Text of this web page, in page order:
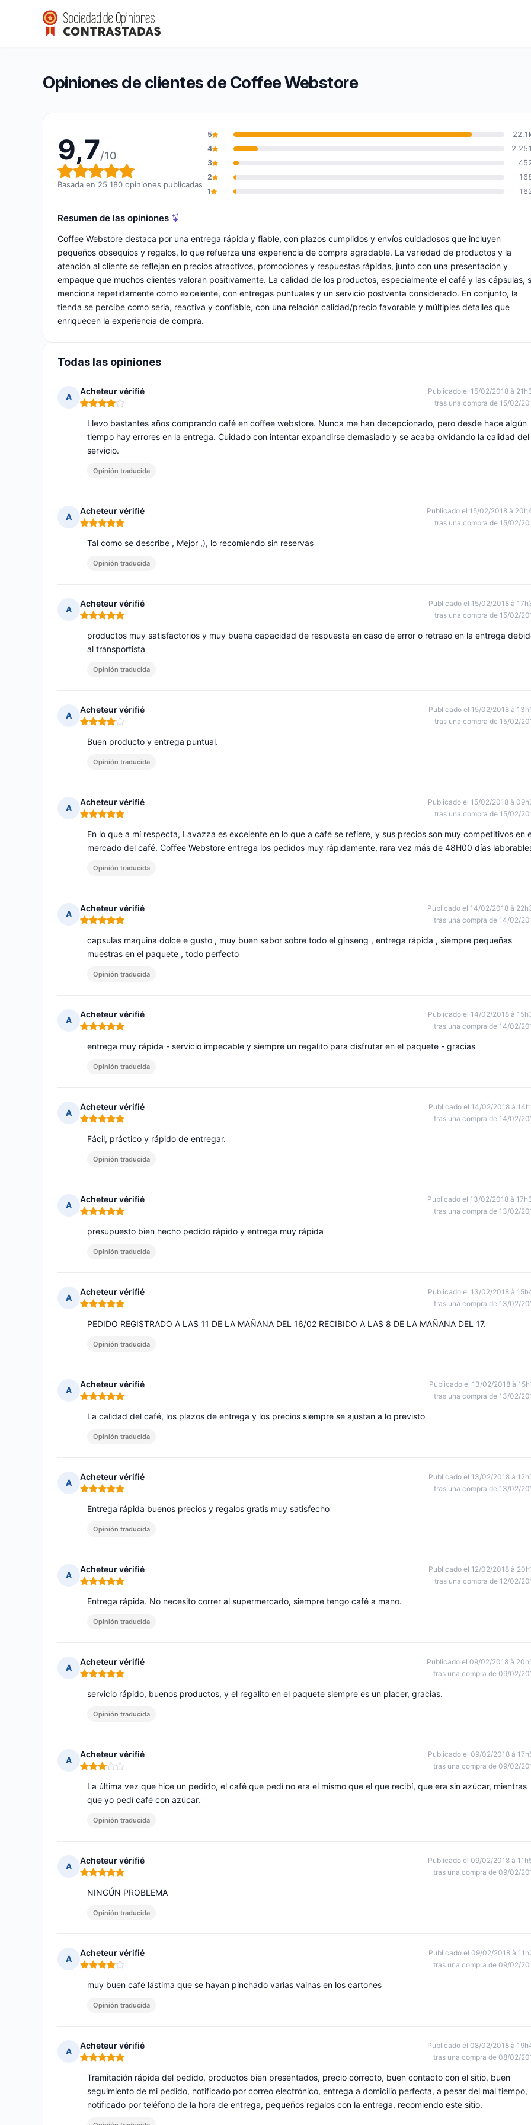
Coffee Webstore
Calificación global: 9,7 de 10
9,7/10(25 180 opiniones)
Opiniones de clientes de Coffee Webstore
9,7/10
Calificación global: 9,7 de 10
Basada en 25 180 opiniones publicadas
5
4
2 251
3
2
1
Resumen de las opiniones
Coffee Webstore destaca por una entrega rápida y fiable, con plazos cumplidos y envíos cuidadosos que incluyen
pequeños obsequios y regalos, lo que refuerza una experiencia de compra agradable. La variedad de productos y la
atención al cliente se reflejan en precios atractivos, promociones y respuestas rápidas, junto con una presentación y
empaque que muchos clientes valoran positivamente. La calidad de los productos, especialmente el café y las cápsulas,
menciona repetidamente como excelente, con entregas puntuales y un servicio postventa considerado. En conjunto, la
tienda se percibe como seria, reactiva y confiable, con una relación calidad/precio favorable y múltiples detalles que
enriquecen la experiencia de compra.
Todas las opiniones
A
Acheteur vérifié
Nota: 4 de 5
Publicado el 15/02/2018 à
tras una compra de 15/02/
Llevo bastantes años comprando café en coffee webstore. Nunca me han decepcionado, pero desde hace algún
tiempo hay errores en la entrega. Cuidado con intentar expandirse demasiado y se acaba olvidando la calidad del
servicio.
Opinión traducida
A
Acheteur vérifié
Nota: 5 de 5
Publicado el 15/02/2018 à
tras una compra de 15/02/
Tal como se describe , Mejor ,), lo recomiendo sin reservas
Opinión traducida
A
Acheteur vérifié
Nota: 5 de 5
Publicado el 15/02/2018 à
tras una compra de 15/02/
productos muy satisfactorios y muy buena capacidad de respuesta en caso de error o retraso en la entrega
al transportista
Opinión traducida
A
Acheteur vérifié
Nota: 4 de 5
Publicado el 15/02/2018 à
tras una compra de 15/02/
Buen producto y entrega puntual.
Opinión traducida
A
Acheteur vérifié
Nota: 5 de 5
Publicado el 15/02/2018 à
tras una compra de 15/02/
En lo que a mí respecta, Lavazza es excelente en lo que a café se refiere, y sus precios son muy competitivos en
mercado del café. Coffee Webstore entrega los pedidos muy rápidamente, rara vez más de 48H00 días
Opinión traducida
A
Acheteur vérifié
Nota: 5 de 5
Publicado el 14/02/2018 à
tras una compra de 14/02/
capsulas maquina dolce e gusto , muy buen sabor sobre todo el ginseng , entrega rápida , siempre pequeñas
muestras en el paquete , todo perfecto
Opinión traducida
A
Acheteur vérifié
Nota: 5 de 5
Publicado el 14/02/2018 à
tras una compra de 14/02/
entrega muy rápida - servicio impecable y siempre un regalito para disfrutar en el paquete - gracias
Opinión traducida
A
Acheteur vérifié
Nota: 5 de 5
Publicado el 14/02/2018 à
tras una compra de 14/02/
Fácil, práctico y rápido de entregar.
Opinión traducida
A
Acheteur vérifié
Nota: 5 de 5
Publicado el 13/02/2018 à
tras una compra de 13/02/
presupuesto bien hecho pedido rápido y entrega muy rápida
Opinión traducida
A
Acheteur vérifié
Nota: 5 de 5
Publicado el 13/02/2018 à
tras una compra de 13/02/
PEDIDO REGISTRADO A LAS 11 DE LA MAÑANA DEL 16/02 RECIBIDO A LAS 8 DE LA MAÑANA DEL 17.
Opinión traducida
A
Acheteur vérifié
Nota: 5 de 5
Publicado el 13/02/2018 à
tras una compra de 13/02/
La calidad del café, los plazos de entrega y los precios siempre se ajustan a lo previsto
Opinión traducida
A
Acheteur vérifié
Nota: 5 de 5
Publicado el 13/02/2018 à
tras una compra de 13/02/
Entrega rápida buenos precios y regalos gratis muy satisfecho
Opinión traducida
A
Acheteur vérifié
Nota: 5 de 5
Publicado el 12/02/2018 à
tras una compra de 12/02/
Entrega rápida. No necesito correr al supermercado, siempre tengo café a mano.
Opinión traducida
A
Acheteur vérifié
Nota: 5 de 5
Publicado el 09/02/2018 à
tras una compra de 09/02/
servicio rápido, buenos productos, y el regalito en el paquete siempre es un placer, gracias.
Opinión traducida
A
Acheteur vérifié
Nota: 3 de 5
Publicado el 09/02/2018 à
tras una compra de 09/02/
La última vez que hice un pedido, el café que pedí no era el mismo que el que recibí, que era sin azúcar, mientras
que yo pedí café con azúcar.
Opinión traducida
A
Acheteur vérifié
Nota: 5 de 5
Publicado el 09/02/2018 à
tras una compra de 09/02/
NINGÚN PROBLEMA
Opinión traducida
A
Acheteur vérifié
Nota: 4 de 5
Publicado el 09/02/2018 à
tras una compra de 09/02/
muy buen café lástima que se hayan pinchado varias vainas en los cartones
Opinión traducida
A
Acheteur vérifié
Nota: 5 de 5
Publicado el 08/02/2018 à
tras una compra de 08/02/
Tramitación rápida del pedido, productos bien presentados, precio correcto, buen contacto con el sitio, buen
seguimiento de mi pedido, notificado por correo electrónico, entrega a domicilio perfecta, a pesar del mal tiempo,
notificado por teléfono de la hora de entrega, pequeños regalos con la entrega, recomiendo este sitio.